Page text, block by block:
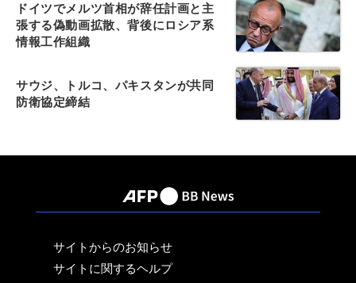
ドイツでメルツ首相が辞任計画と主
張する偽動画拡散、背後にロシア系
情報工作組織
サウジ、トルコ、パキスタンが共同
防衛協定締結
サイトからのお知らせ
サイトに関するヘルプ